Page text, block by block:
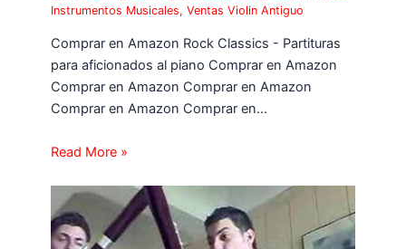
Instrumentos Musicales,Ventas Violin Antiguo
Comprar en Amazon Rock Classics - Partituras
para aficionados al piano Comprar en Amazon
Comprar en Amazon Comprar en Amazon
Comprar en Amazon Comprar en…
Read More »